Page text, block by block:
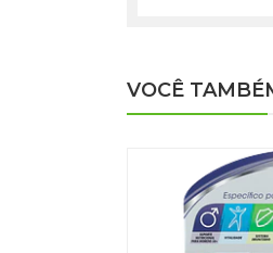
VOCÊ